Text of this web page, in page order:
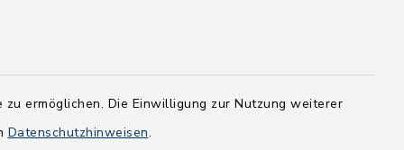
ermöglichen. Die Einwilligung zur Nutzung weiterer
Datenschutzhinweisen.